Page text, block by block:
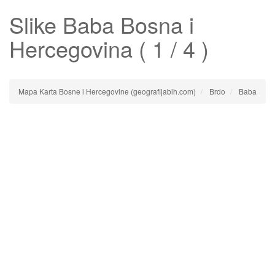
Slike Baba Bosna i
Hercegovina ( 1 / 4 )
Mapa Karta Bosne i Hercegovine (geografijabih.com) Brdo Baba